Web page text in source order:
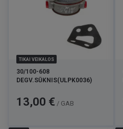
TIKAI VEIKALOS
30/100-608
DEGV.SŪKNIS(ULPK0036)
Cena
13,00 € / GAB